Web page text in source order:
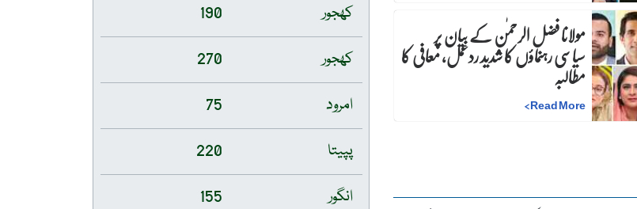
مولانا فضل الرحمٰن کے بیان پر
سیاسی رہنماؤں کا شدید ردعمل، معافی کا
مطالبہ
Read More
>
کھجور
190
کھجور
270
امرود
75
پپیتا
220
انگور
155